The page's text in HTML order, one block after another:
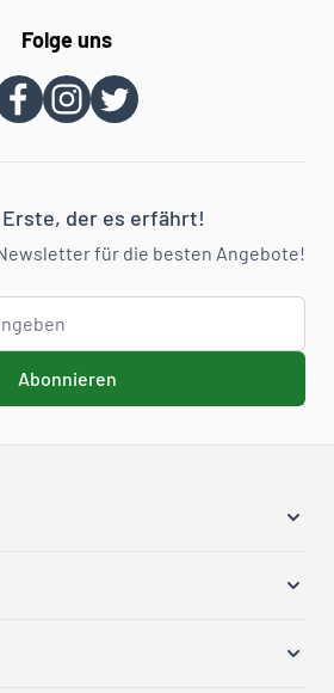
Folge uns
der es erfährt!
für die besten Angebote!
Abonnieren